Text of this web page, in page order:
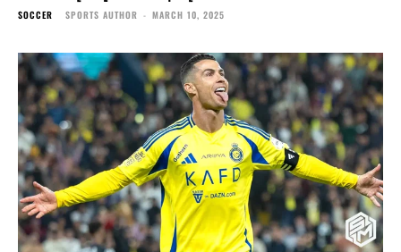
SOCCER SPORTS AUTHOR - MARCH 10, 2025